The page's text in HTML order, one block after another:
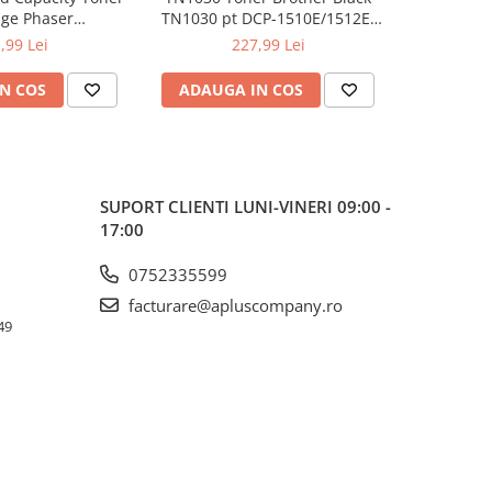
Phaser
6515
Lei
COS
TN1030 pt DCP-1510E/1512E,
HL-1110E/1112E ,1K
227,99 Lei
ADAUGA IN COS
SUPORT CLIENTI LUNI-VINERI 09:00 -
17:00
0752335599
facturare@apluscompany.ro